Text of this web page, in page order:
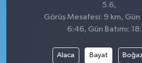
5.6,
Görüş Mesafesi: 9 km,
6:46, Gün Batımı:
Alaca Bayat